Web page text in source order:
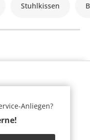
Stuhlkissen
Anliegen?